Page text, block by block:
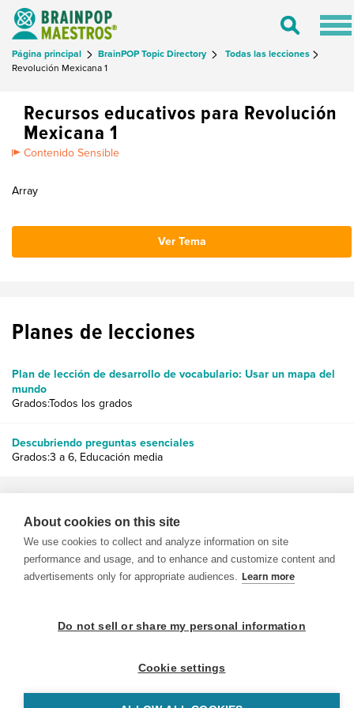
Toggle
Página principal BrainPOP Topic Directory
Todas las lecciones
Revolución Mexicana 1
Recursos educativos para Revolución
Mexicana 1
Contenido Sensible
Array
Ver Tema
Planes de lecciones
Plan de lección de desarrollo de vocabulario: Usar un mapa del
mundo
Grados:Todos los grados
Descubriendo preguntas esenciales
Grados:3 a 6, Educación media
© 1999-2026 BrainPOP. Todos los derechos reservados.
About cookies on this site
We use cookies to collect and analyze information on site
performance and usage, and to enhance and customize content and
advertisements only for appropriate audiences. Learn more
Do not sell or share my personal information
Cookie settings